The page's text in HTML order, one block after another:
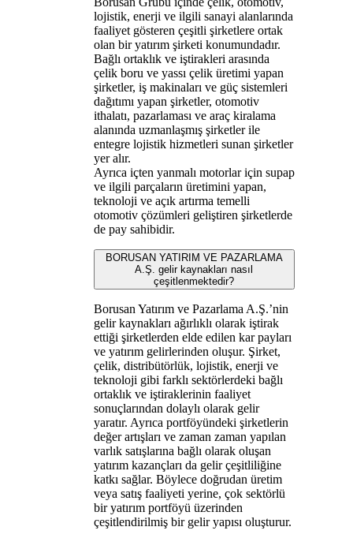
lojistik, enerji ve ilgili sanayi alanlarında
faaliyet gösteren çeşitli şirketlere ortak
olan bir yatırım şirketi konumundadır.
Bağlı ortaklık ve iştirakleri arasında
çelik boru ve yassı çelik üretimi yapan
şirketler, iş makinaları ve güç sistemleri
dağıtımı yapan şirketler, otomotiv
ithalatı, pazarlaması ve araç kiralama
alanında uzmanlaşmış şirketler ile
entegre lojistik hizmetleri sunan şirketler
yer alır.
Ayrıca içten yanmalı motorlar için supap
ve ilgili parçaların üretimini yapan,
teknoloji ve açık artırma temelli
otomotiv çözümleri geliştiren şirketlerde
de pay sahibidir.
BORUSAN YATIRIM VE PAZARLAMA
A.Ş. gelir kaynakları nasıl
çeşitlenmektedir?
Borusan Yatırım ve Pazarlama A.Ş.’nin
gelir kaynakları ağırlıklı olarak iştirak
ettiği şirketlerden elde edilen kar payları
ve yatırım gelirlerinden oluşur. Şirket,
çelik, distribütörlük, lojistik, enerji ve
teknoloji gibi farklı sektörlerdeki bağlı
ortaklık ve iştiraklerinin faaliyet
sonuçlarından dolaylı olarak gelir
yaratır. Ayrıca portföyündeki şirketlerin
değer artışları ve zaman zaman yapılan
varlık satışlarına bağlı olarak oluşan
yatırım kazançları da gelir çeşitliliğine
katkı sağlar. Böylece doğrudan üretim
veya satış faaliyeti yerine, çok sektörlü
bir yatırım portföyü üzerinden
çeşitlendirilmiş bir gelir yapısı oluşturur.